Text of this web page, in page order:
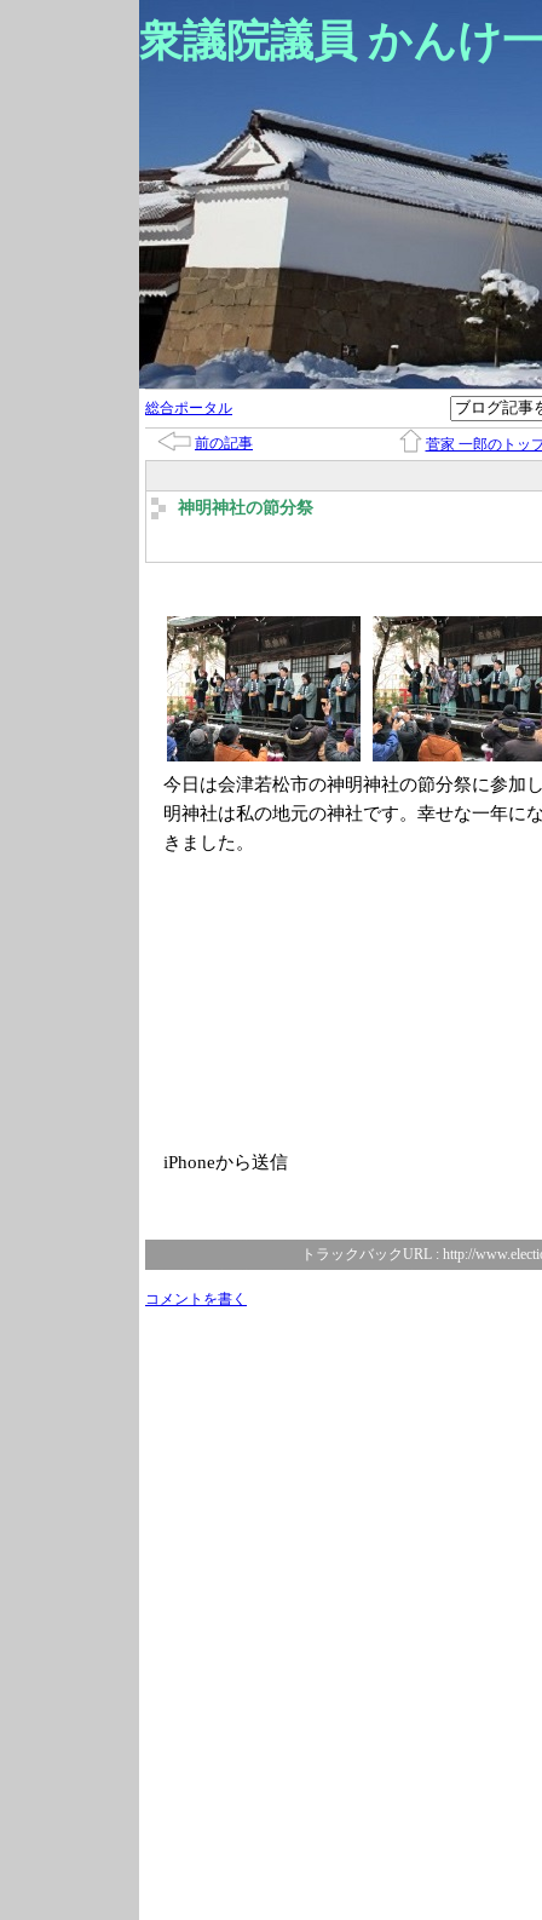
衆議院議員 かんけ
総合ポータル
前の記事 菅家 一郎のトッ
神明神社の節分祭
今日は会津若松市の神明神社の節分祭に参加
明神社は私の地元の神社です。幸せな一年に
きました。
iPhoneから送信
トラックバックURL : http://
コメントを書く